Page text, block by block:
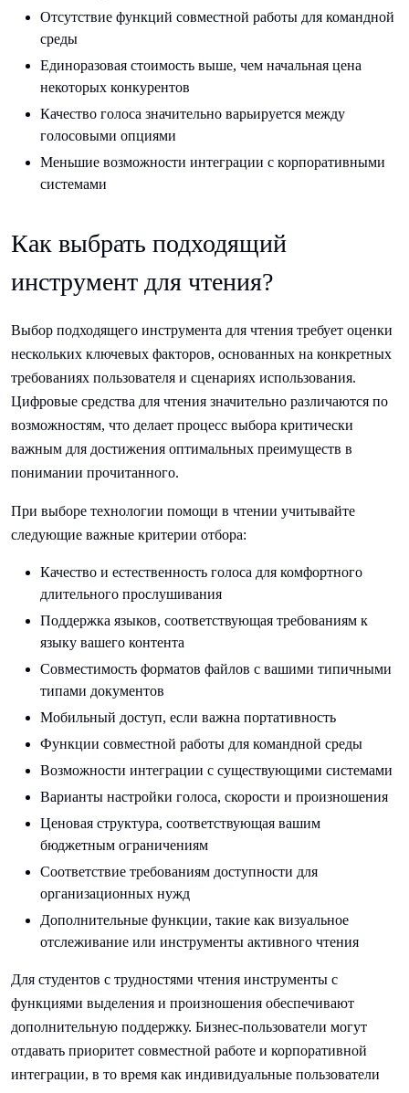
Отсутствие функций совместной работы для командной
среды
Единоразовая стоимость выше, чем начальная цена
некоторых конкурентов
Качество голоса значительно варьируется между
голосовыми опциями
Меньшие возможности интеграции с корпоративными
системами
Как выбрать подходящий
инструмент для чтения?
Выбор подходящего инструмента для чтения требует оценки
нескольких ключевых факторов, основанных на конкретных
требованиях пользователя и сценариях использования.
Цифровые средства для чтения значительно различаются по
возможностям, что делает процесс выбора критически
важным для достижения оптимальных преимуществ в
понимании прочитанного.
При выборе технологии помощи в чтении учитывайте
следующие важные критерии отбора:
Качество и естественность голоса для комфортного
длительного прослушивания
Поддержка языков, соответствующая требованиям к
языку вашего контента
Совместимость форматов файлов с вашими типичными
типами документов
Мобильный доступ, если важна портативность
Функции совместной работы для командной среды
Возможности интеграции с существующими системами
Варианты настройки голоса, скорости и произношения
Ценовая структура, соответствующая вашим
бюджетным ограничениям
Соответствие требованиям доступности для
организационных нужд
Дополнительные функции, такие как визуальное
отслеживание или инструменты активного чтения
Для студентов с трудностями чтения инструменты с
функциями выделения и произношения обеспечивают
дополнительную поддержку. Бизнес-пользователи могут
отдавать приоритет совместной работе и корпоративной
интеграции, в то время как индивидуальные пользователи